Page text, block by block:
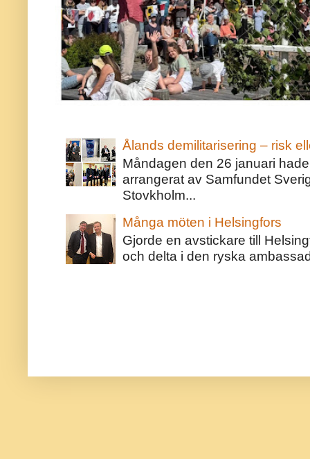
Ålands demilitarisering – risk
Måndagen den 26 januari
arrangerat av Samfundet
Stovkholm...
Många möten i Helsingfors
Gjorde en avstickare till
och delta i den ryska